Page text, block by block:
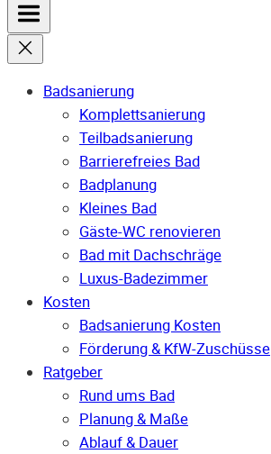
Badsanierung
Komplettsanierung
Teilbadsanierung
Barrierefreies Bad
Badplanung
Kleines Bad
Gäste-WC renovieren
Bad mit Dachschräge
Luxus-Badezimmer
Kosten
Badsanierung Kosten
Förderung & KfW-Zuschüsse
Ratgeber
Rund ums Bad
Planung & Maße
Ablauf & Dauer